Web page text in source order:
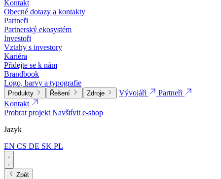
Kontakt
Obecné dotazy a kontakty
Partneři
Partnerský ekosystém
Investoři
Vztahy s investory
Kariéra
Přidejte se k nám
Brandbook
Logo, barvy a typografie
Produkty Řešení Zdroje Vývojáři
Partneři
Kontakt
Probrat projektNavštívit e-shop
Jazyk
EN CS DE SK PL
Zpět